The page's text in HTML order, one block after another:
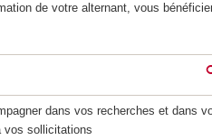
de votre alternant, vous
dans vos recherches et dans
vos sollicitations